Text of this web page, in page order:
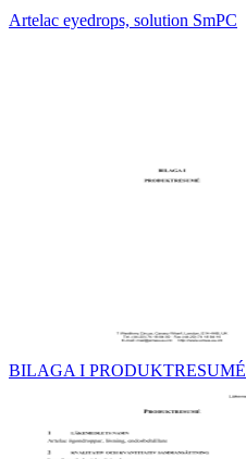
Artelac eyedrops, solution SmPC
BILAGA I PRODUKTRESUMÉ